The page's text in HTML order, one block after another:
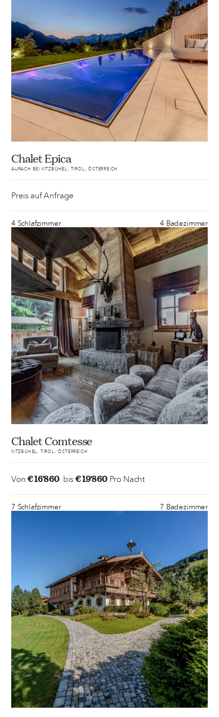
Chalet Epica
AURACH BEI KITZBÜHEL; TIROL; ÖSTERREICH
Preis auf Anfrage
4 Schlafzimmer 4 Badezimmer
Chalet Comtesse
KITZBÜHEL; TIROL; ÖSTERREICH
Von€ 16'860 bis€ 19'860Pro Nacht
7 Schlafzimmer 7 Badezimmer